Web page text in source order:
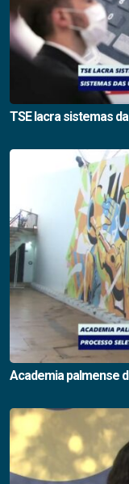
TSE lacra sistemas
Academia palmense